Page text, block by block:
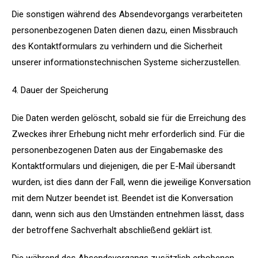
Die sonstigen während des Absendevorgangs verarbeiteten
personenbezogenen Daten dienen dazu, einen Missbrauch
des Kontaktformulars zu verhindern und die Sicherheit
unserer informationstechnischen Systeme sicherzustellen.
4. Dauer der Speicherung
Die Daten werden gelöscht, sobald sie für die Erreichung des
Zweckes ihrer Erhebung nicht mehr erforderlich sind. Für die
personenbezogenen Daten aus der Eingabemaske des
Kontaktformulars und diejenigen, die per E-Mail übersandt
wurden, ist dies dann der Fall, wenn die jeweilige Konversation
mit dem Nutzer beendet ist. Beendet ist die Konversation
dann, wenn sich aus den Umständen entnehmen lässt, dass
der betroffene Sachverhalt abschließend geklärt ist.